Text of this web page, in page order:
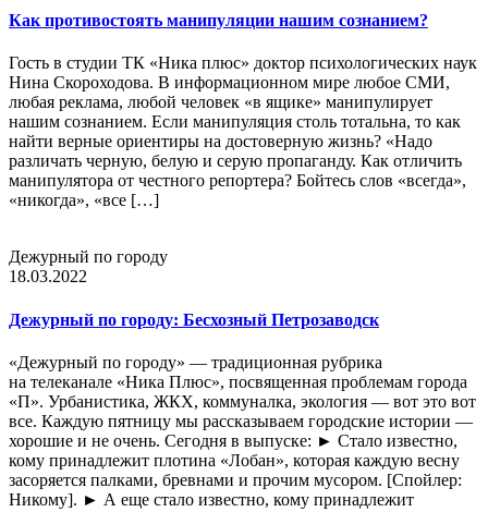
Как противостоять манипуляции нашим сознанием?
Гость в студии ТК «Ника плюс» доктор психологических наук
Нина Скороходова. В информационном мире любое СМИ,
любая реклама, любой человек «в ящике» манипулирует
нашим сознанием. Если манипуляция столь тотальна, то как
найти верные ориентиры на достоверную жизнь? «Надо
различать черную, белую и серую пропаганду. Как отличить
манипулятора от честного репортера? Бойтесь слов «всегда»,
«никогда», «все […]
Дежурный по городу
18.03.2022
Дежурный по городу: Бесхозный Петрозаводск
«Дежурный по городу» — традиционная рубрика
на телеканале «Ника Плюс», посвященная проблемам города
«П». Урбанистика, ЖКХ, коммуналка, экология — вот это вот
все. Каждую пятницу мы рассказываем городские истории —
хорошие и не очень. Сегодня в выпуске: ► Стало известно,
кому принадлежит плотина «Лобан», которая каждую весну
засоряется палками, бревнами и прочим мусором. [Спойлер:
Никому]. ► А еще стало известно, кому принадлежит